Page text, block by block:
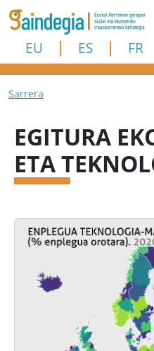
Skip to main content
EU ES FR
Breadcrumb
Sarrera
EGITURA
ETA